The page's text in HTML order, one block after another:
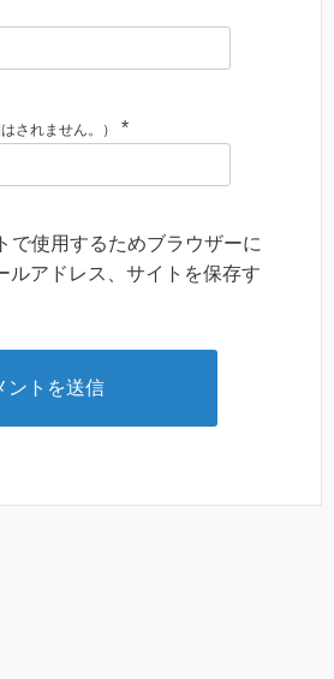
されません。） *
で使用するためブラウザーに
ルアドレス、サイトを保存す